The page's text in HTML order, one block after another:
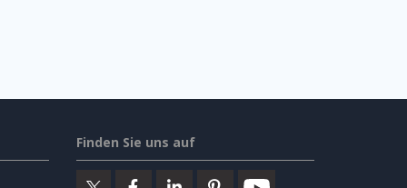
Finden Sie uns auf